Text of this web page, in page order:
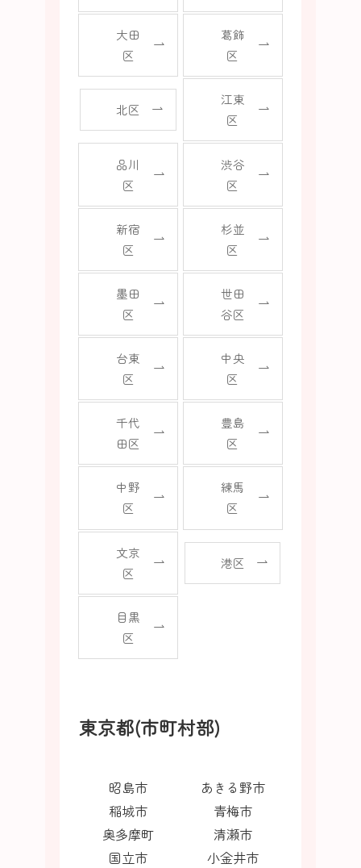
大田
区
葛飾
区
北区
江東
区
品川
区
渋谷
区
新宿
区
杉並
区
墨田
区
世田
谷区
台東
区
中央
区
千代
田区
豊島
区
中野
区
練馬
区
文京
区
港区
目黒
区
東京都(市町村部)
昭島市
あきる野市
稲城市
青梅市
奥多摩町
清瀬市
国立市
小金井市